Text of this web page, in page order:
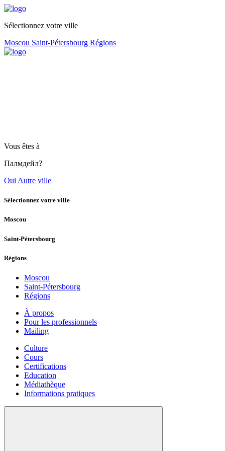
Sélectionnez votre ville
Moscou Saint-Pétersbourg Régions
Vous êtes à
Палмдейл?
Oui Autre ville
Sélectionnez votre ville
Moscou
Saint-Pétersbourg
Régions
Moscou
Saint-Pétersbourg
Régions
À propos
Pour les professionnels
Mailing
Culture
Cours
Certifications
Education
Médiathèque
Informations pratiques